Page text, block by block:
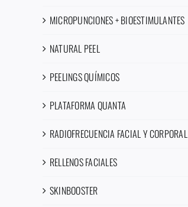
MICROPUNCIONES + BIOESTIMULANTES
NATURAL PEEL
PEELINGS QUÍMICOS
PLATAFORMA QUANTA
RADIOFRECUENCIA FACIAL Y CORPORAL
RELLENOS FACIALES
SKINBOOSTER